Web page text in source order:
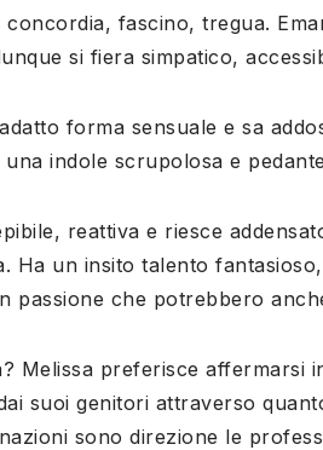
fascino, tregua.
si fiera simpatico,
forma sensuale e sa
indole scrupolosa e
reattiva e riesce
Ha un insito talento
passione che potrebbero
Melissa preferisce affermarsi
suoi genitori attraverso
sono direzione le